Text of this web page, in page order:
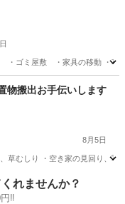
ミ屋敷 ・家具の移動 ・草
物搬出お手伝いします
8月5日
草むしり ・空き家の見回り、
しりれませんか？
‼️